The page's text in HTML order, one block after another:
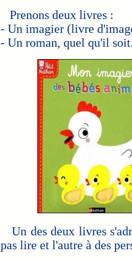
Prenons deux livres :
- Un imagier (livre
- Un roman, quel qu'il
Un des deux livres
pas lire et l'autre à des